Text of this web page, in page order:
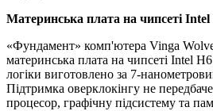
Материнська плата на чипсеті Intel
«Фундамент» комп'ютера Vinga
материнська плата на чипсеті Intel
логіки виготовлено за 7-
Підтримка оверклокінгу не
процесор, графічну підсистему та